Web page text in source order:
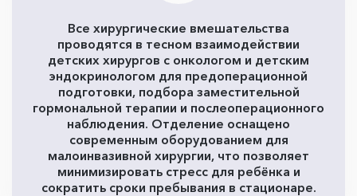
Все хирургические вмешательства
проводятся в тесном взаимодействии
детских хирургов с онкологом и детским
эндокринологом для предоперационной
подготовки, подбора заместительной
гормональной терапии и послеоперационного
наблюдения. Отделение оснащено
современным оборудованием для
малоинвазивной хирургии, что позволяет
минимизировать стресс для ребёнка и
сократить сроки пребывания в стационаре.